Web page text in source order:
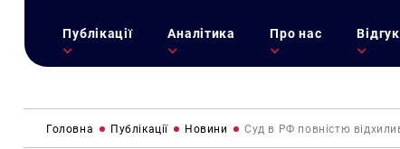
Публікації Аналітика Про нас Відгук
Головна Публікації Новини Суд в РФ повністю